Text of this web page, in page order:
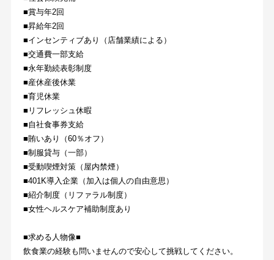
■賞与年2回
■昇給年2回
■インセンティブあり（店舗業績による）
■交通費一部支給
■永年勤続表彰制度
■産休産後休業
■育児休業
■リフレッシュ休暇
■自社食事券支給
■賄いあり（60％オフ）
■制服貸与（一部）
■受動喫煙対策（屋内禁煙）
■401K導入企業（加入は個人の自由意思）
■紹介制度（リファラル制度）
■女性ヘルスケア補助制度あり
■求める人物像■
飲食業の経験も問いませんので安心して挑戦してください。